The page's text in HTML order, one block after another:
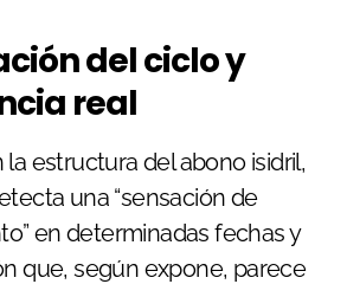
del ciclo y
real
la estructura del abono isidril,
una “sensación de
en determinadas fechas y
que, según expone, parece